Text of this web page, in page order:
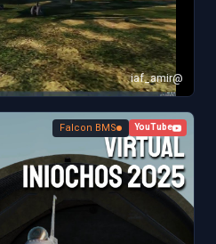
@iaf_amir
YouTube
Falcon BMS